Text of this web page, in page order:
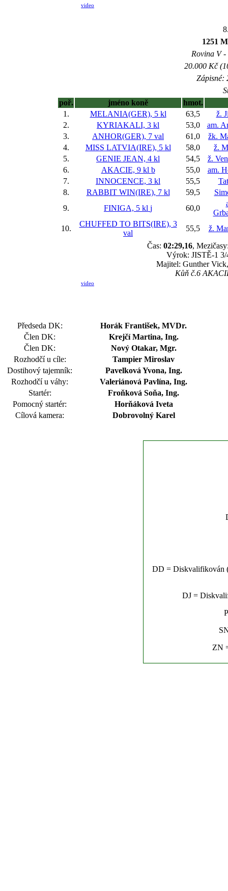
video
1251
Rovina V
20.000 Kč
Zápisné:
poř.
jméno koně
hmot.
1.
MELANIA(GER), 5 kl 63,5
ž.
2.
KYRIAKALI, 3 kl 53,0
am.
3.
ANHOR(GER), 7 val 61,0
žk.
4.
MISS LATVIA(IRE), 5 kl 58,0
ž.
5.
GENIE JEAN, 4 kl 54,5
ž.
6.
AKACIE, 9 kl b 55,0
am.
7.
INNOCENCE, 3 kl 55,5
8.
RABBIT WIN(IRE), 7 kl 59,5
9.
FINIGA, 5 kl j 60,0
10.
CHUFFED TO BITS(IRE), 3
val
55,5
ž.
Čas: 02:29,16,
Výrok: JISTĚ-1 3/
Majitel: Gunther
Kůň č.6
video
Předseda DK:
Horák František, MVDr.
Člen DK:
Krejčí Martina, Ing.
Člen DK:
Nový Otakar, Mgr.
Rozhodčí u cíle:
Tampier Miroslav
Dostihový tajemník:
Pavelková Yvona, Ing.
Rozhodčí u váhy:
Valeriánová Pavlína, Ing.
Startér:
Froňková Soňa, Ing.
Pomocný startér:
Horňáková Iveta
Cílová kamera:
Dobrovolný Karel
DD = Diskvalifikován
DJ =
ZN